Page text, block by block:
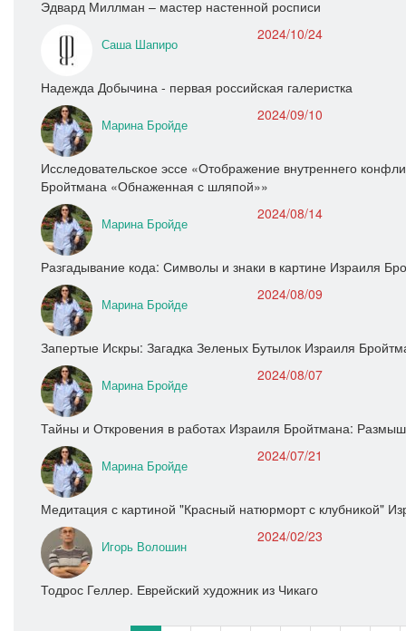
Эдвард Миллман – мастер настенной росписи
Саша Шапиро
2024/10/24
Надежда Добычина - первая российская галеристка
Марина Бройде
2024/09/10
Исследовательское эссе «Отображение внутреннего
Бройтмана «Обнаженная с шляпой»»
Марина Бройде
2024/08/14
Разгадывание кода: Символы и знаки в картине Израиля
Марина Бройде
2024/08/09
Запертые Искры: Загадка Зеленых Бутылок Израиля
Марина Бройде
2024/08/07
Тайны и Откровения в работах Израиля Бройтмана:
Марина Бройде
2024/07/21
Медитация с картиной "Красный натюрморт с клубникой"
Игорь Волошин
2024/02/23
Тодрос Геллер. Еврейский художник из Чикаго